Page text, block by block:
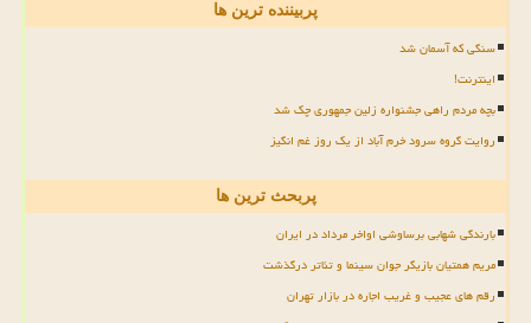
پربیننده ترین ها
سنگی که آسمان شد
اینترنت!
بچه مردم راهی جشنواره زلین جمهوری چک شد
روایت گروه سرود خرم آباد از یک روز غم انگیز
پربحث ترین ها
بارندگی شهابی برساوشی اواخر مرداد در ایران
مریم همتیان بازیگر جوان سینما و تئاتر درگذشت
رقم های عجیب و غریب اجاره در بازار تهران